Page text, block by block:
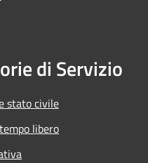
di Servizio
stato civile
libero